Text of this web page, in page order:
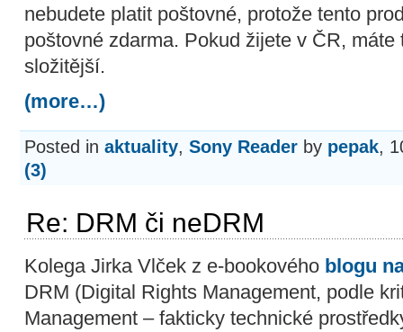
nebudete platit poštovné, protože tento
poštovné zdarma. Pokud žijete v ČR,
složitější.
(more…)
Posted in aktuality, Sony Reader by pepak,
(3)
Re: DRM či neDRM
Kolega Jirka Vlček z e-bookového blogu
DRM (Digital Rights Management, podle
Management – fakticky technické